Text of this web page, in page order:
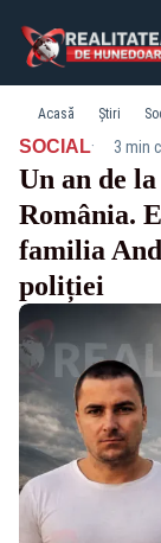
Acasă Știri
SOCIAL· 3 min
Un an de
România.
familia
poliției